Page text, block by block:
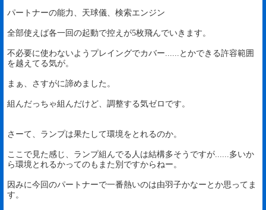
パートナーの能力、天球儀、検索エンジン
全部使えば各一回の起動で控えが5枚飛んでいきます。
不必要に使わないようプレイングでカバー......とかできる許容範囲
を越えてる気が。
まぁ、さすがに諦めました。
組んだっちゃ組んだけど、調整する気ゼロです。
さーて、ランプは果たして環境をとれるのか。
ここで見た感じ、ランプ組んでる人は結構多そうですが......多いか
ら環境とれるかってのもまた別ですからねー。
因みに今回のパートナーで一番熱いのは由羽子かなーとか思ってま
す。